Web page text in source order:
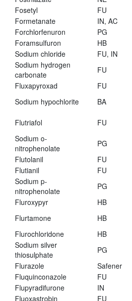
Fosetyl
FU
Formetanate
IN, AC
Forchlorfenuron
PG
Foramsulfuron
HB
Sodium chloride
FU, IN
Sodium hydrogen
carbonate
FU
Fluxapyroxad
FU
Sodium hypochlorite
BA
Flutriafol
FU
Sodium o-
nitrophenolate
PG
Flutolanil
FU
Flutianil
FU
Sodium p-
nitrophenolate
PG
Fluroxypyr
HB
Flurtamone
HB
Flurochloridone
HB
Sodium silver
thiosulphate
PG
Flurazole
Safener
Fluquinconazole
FU
Flupyradifurone
IN
Fluoxastrobin
FU